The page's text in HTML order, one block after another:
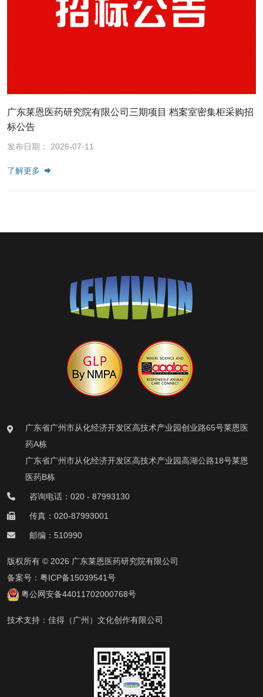
广东莱恩医药研究院有限公司三期项目 档案室密集柜采购招
标公告
发布日期： 2026-07-11
了解更多
广东省广州市从化经济开发区高技术产业园创业路65号莱恩医
药A栋
广东省广州市从化经济开发区高技术产业园高湖公路18号莱恩
医药B栋
咨询电话：020 - 87993130
传真：020-87993001
邮编：510990
版权所有 © 2026 广东莱恩医药研究院有限公司
备案号： 粤ICP备15039541号
粤公网安备44011702000768号
技术支持： 佳得（广州）文化创作有限公司